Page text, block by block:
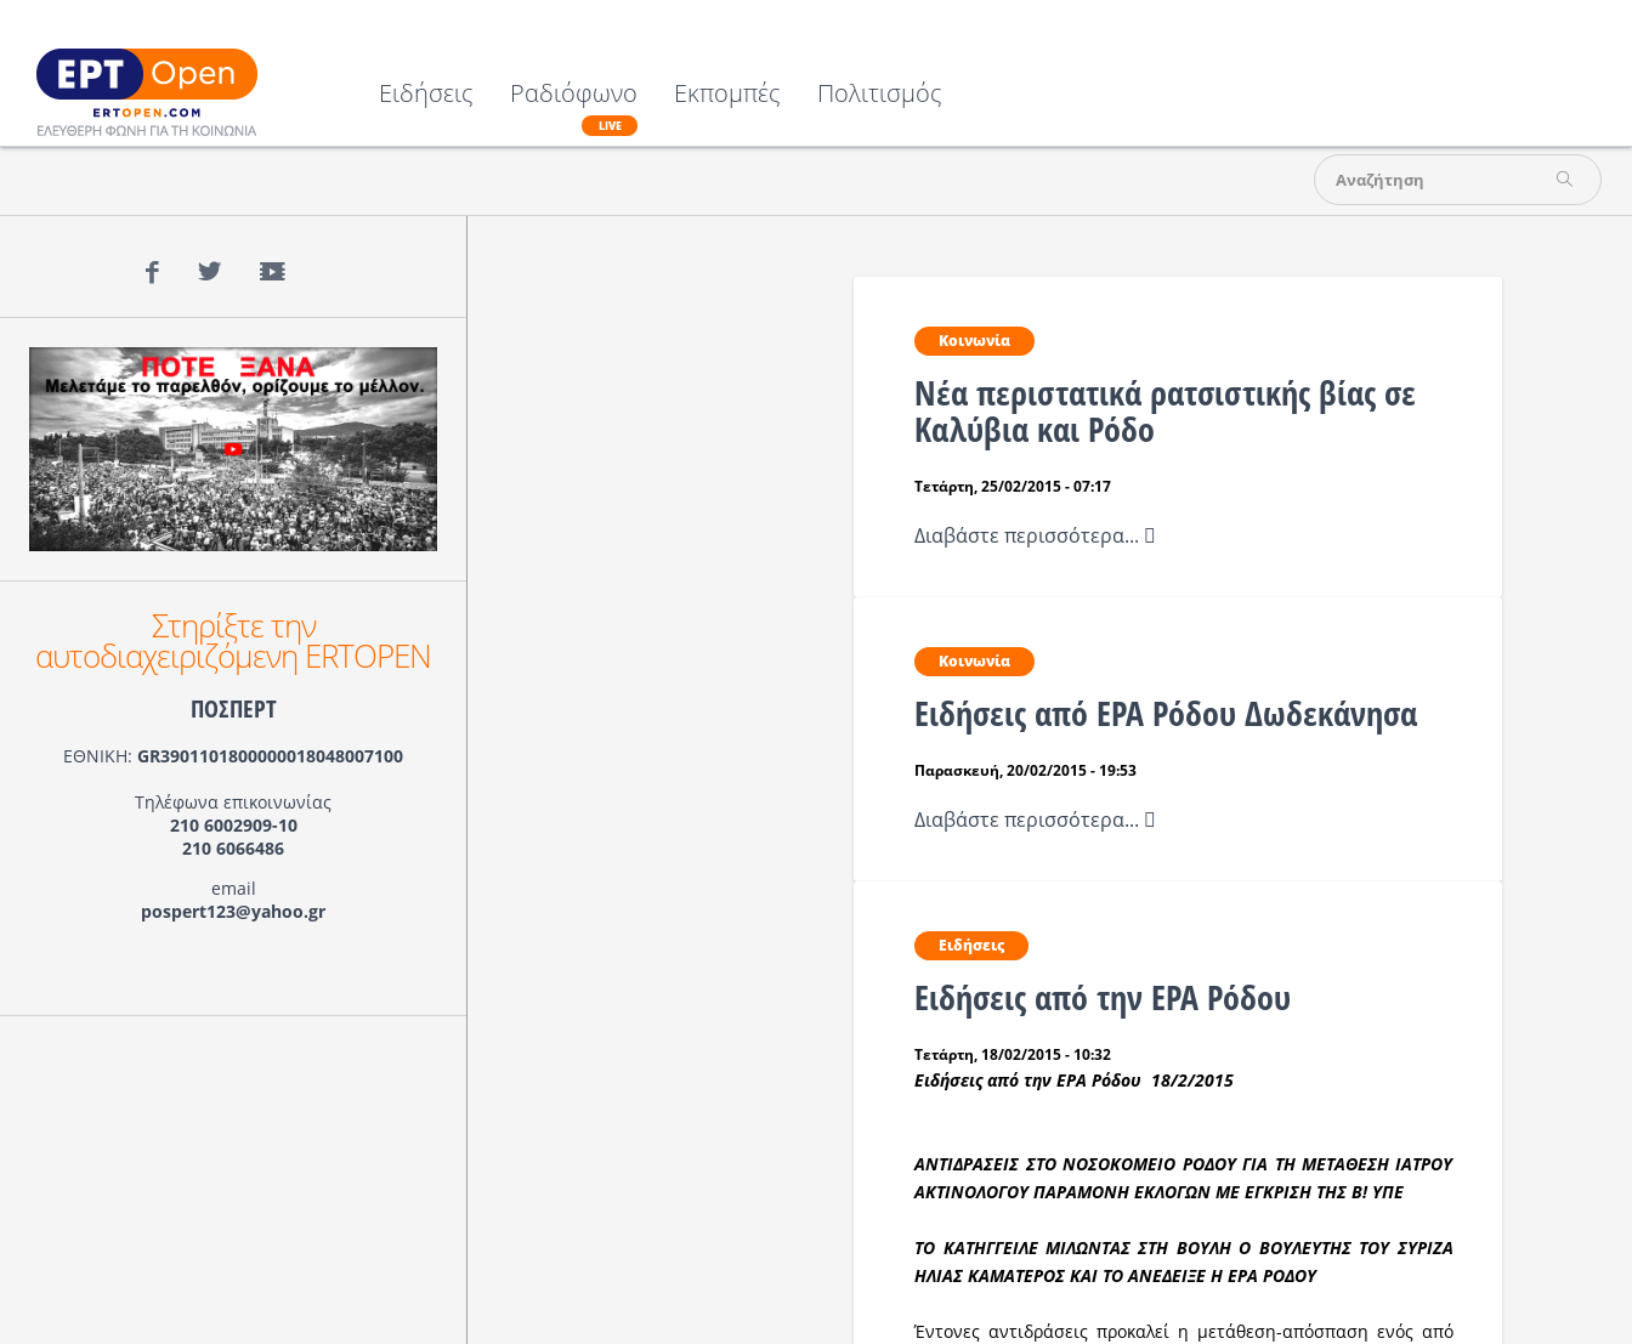
Ειδήσεις Ραδιόφωνο
LIVE
Εκπομπές Πολιτισμός
Κοινωνία
Νέα περιστατικά ρατσιστικής βίας σε
Καλύβια και Ρόδο
Τετάρτη, 25/02/2015 - 07:17
Διαβάστε περισσότερα...
Κοινωνία
Ειδήσεις από ΕΡΑ Ρόδου Δωδεκάνησα
Παρασκευή, 20/02/2015 - 19:53
Διαβάστε περισσότερα...
Ειδήσεις
Ειδήσεις από την ΕΡΑ Ρόδου
Τετάρτη, 18/02/2015 - 10:32
Ειδήσεις από την ΕΡΑ Ρόδου 18/2/2015
ΑΝΤΙΔΡΑΣΕΙΣ ΣΤΟ ΝΟΣΟΚΟΜΕΙΟ ΡΟΔΟΥ ΓΙΑ ΤΗ ΜΕΤΑΘΕΣΗ ΙΑΤΡΟΥ
ΑΚΤΙΝΟΛΟΓΟΥ ΠΑΡΑΜΟΝΗ ΕΚΛΟΓΩΝ ΜΕ ΕΓΚΡΙΣΗ ΤΗΣ Β! ΥΠΕ
ΤΟ ΚΑΤΗΓΓΕΙΛΕ ΜΙΛΩΝΤΑΣ ΣΤΗ ΒΟΥΛΗ Ο ΒΟΥΛΕΥΤΗΣ ΤΟΥ ΣΥΡΙΖΑ
ΗΛΙΑΣ ΚΑΜΑΤΕΡΟΣ ΚΑΙ ΤΟ ΑΝΕΔΕΙΞΕ Η ΕΡΑ ΡΟΔΟΥ
Έντονες αντιδράσεις προκαλεί η μετάθεση-απόσπαση ενός από
Facebook
TwitterYouTube
Στηρίξτε την
αυτοδιαχειριζόμενη ERTOPEN
ΠΟΣΠΕΡΤ
ΕΘΝΙΚΗ: GR3901101800000018048007100
Τηλέφωνα επικοινωνίας
210 6002909-10
210 6066486
email
pospert123@yahoo.gr